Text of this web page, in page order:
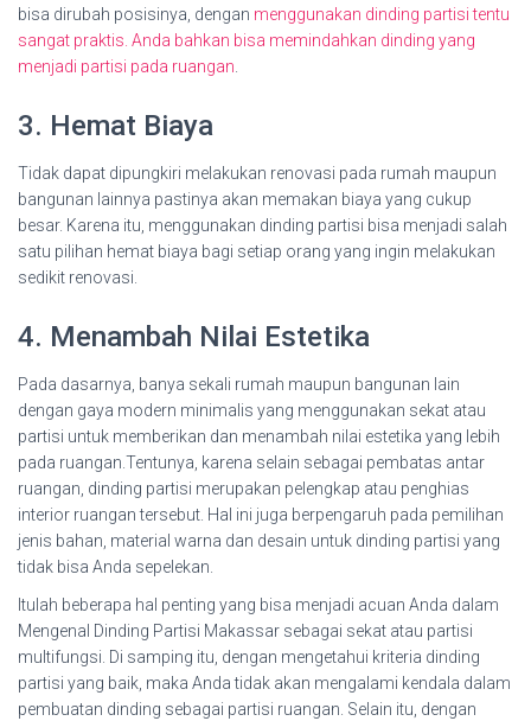
bisa dirubah posisinya, dengan menggunakan dinding partisi tentu
sangat praktis. Anda bahkan bisa memindahkan dinding yang
menjadi partisi pada ruangan
3. Hemat Biaya
Tidak dapat dipungkiri melakukan renovasi pada rumah maupun
bangunan lainnya pastinya akan memakan biaya yang cukup
besar. Karena itu, menggunakan dinding partisi bisa menjadi salah
satu pilihan hemat biaya bagi setiap orang yang ingin melakukan
sedikit renovasi.
4. Menambah Nilai Estetika
Pada dasarnya, banya sekali rumah maupun bangunan lain
dengan gaya modern minimalis yang menggunakan sekat atau
partisi untuk memberikan dan menambah nilai estetika yang lebih
pada ruangan.Tentunya, karena selain sebagai pembatas antar
ruangan, dinding partisi merupakan pelengkap atau penghias
interior ruangan tersebut. Hal ini juga berpengaruh pada pemilihan
jenis bahan, material warna dan desain untuk dinding partisi yang
tidak bisa Anda sepelekan.
Itulah beberapa hal penting yang bisa menjadi acuan Anda dalam
Mengenal Dinding Partisi Makassar sebagai sekat atau partisi
multifungsi. Di samping itu, dengan mengetahui kriteria dinding
partisi yang baik, maka Anda tidak akan mengalami kendala dalam
pembuatan dinding sebagai partisi ruangan. Selain itu, dengan